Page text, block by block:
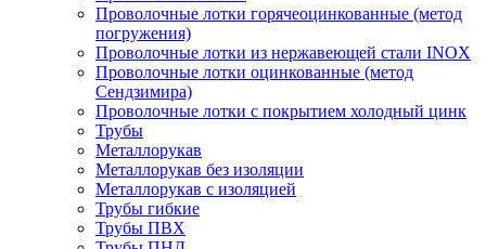
Проволочные лотки горячеоцинкованные (метод
погружения)
Проволочные лотки из нержавеющей стали INOX
Проволочные лотки оцинкованные (метод
Сендзимира)
Проволочные лотки с покрытием холодный цинк
Трубы
Металлорукав
Металлорукав без изоляции
Металлорукав с изоляцией
Трубы гибкие
Трубы ПВХ